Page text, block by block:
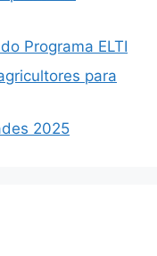
Programa ELTI
para
2025